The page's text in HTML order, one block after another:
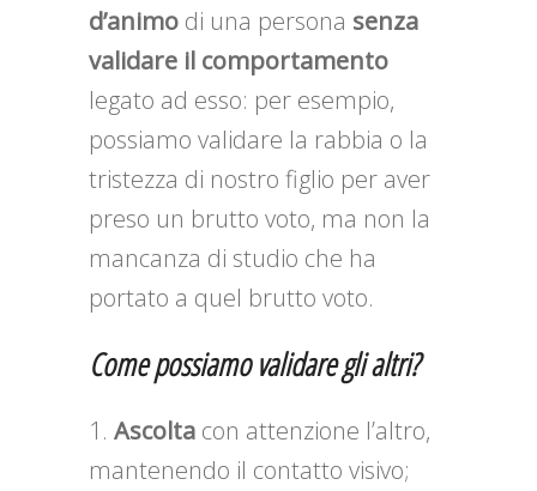
d’animo di una persona senza
validare il comportamento
legato ad esso: per esempio,
possiamo validare la rabbia o la
tristezza di nostro figlio per aver
preso un brutto voto, ma non la
mancanza di studio che ha
portato a quel brutto voto.
Come possiamo validare gli altri?
Ascolta con attenzione l’altro,
mantenendo il contatto visivo;